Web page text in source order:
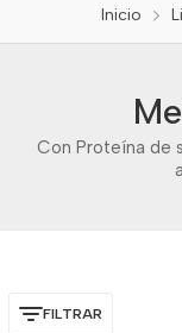
Inicio
Con Proteína de
FILTRAR